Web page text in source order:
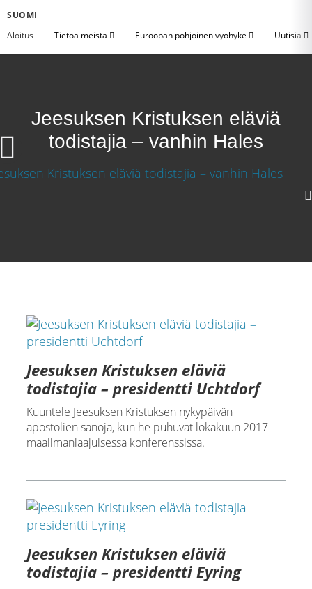
SUOMI
Aloitus
Tietoa meistä Euroopan pohjoinen vyöhyke Uutisia
Jeesuksen Kristuksen eläviä
todistajia – vanhin Hales
Jeesuksen Kristuksen eläviä
todistajia – presidentti Uchtdorf
Kuuntele Jeesuksen Kristuksen nykypäivän
apostolien sanoja, kun he puhuvat lokakuun 2017
maailmanlaajuisessa konferenssissa.
Jeesuksen Kristuksen eläviä
todistajia – presidentti Eyring